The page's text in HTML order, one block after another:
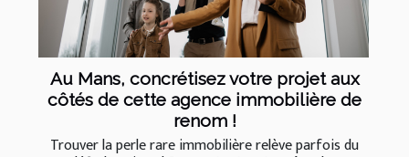
Au Mans, concrétisez votre projet aux
côtés de cette agence immobilière de
renom !
Trouver la perle rare immobilière relève parfois du